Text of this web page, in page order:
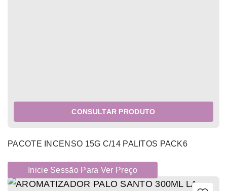
CONSULTAR PRODUTO
PACOTE INCENSO 15G C/14 PALITOS PACK6
Inicie Sessão Para Ver Preço